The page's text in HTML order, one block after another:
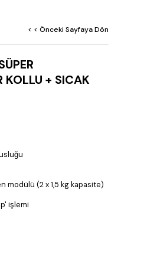
< < Önceki Sayfaya Dön
KOLLU + SICAK
modülü (2 x 1,5 kg kapasite)
işlemi